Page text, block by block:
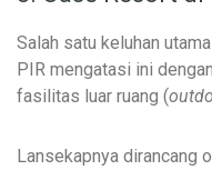
Salah satu keluhan
PIR mengatasi ini
fasilitas luar ruang (
Lansekapnya dirancang